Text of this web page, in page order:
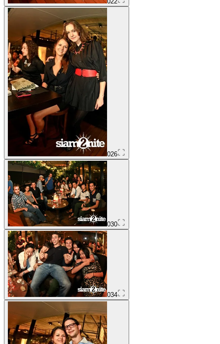
026
030
034